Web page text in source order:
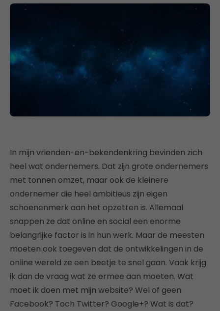
In mijn vrienden-en-bekendenkring bevinden zich
heel wat ondernemers. Dat zijn grote ondernemers
met tonnen omzet, maar ook de kleinere
ondernemer die heel ambitieus zijn eigen
schoenenmerk aan het opzetten is. Allemaal
snappen ze dat online en social een enorme
belangrijke factor is in hun werk. Maar de meesten
moeten ook toegeven dat de ontwikkelingen in de
online wereld ze een beetje te snel gaan. Vaak krijg
ik dan de vraag wat ze ermee aan moeten. Wat
moet ik doen met mijn website? Wel of geen
Facebook? Toch Twitter? Google+? Wat is dat?